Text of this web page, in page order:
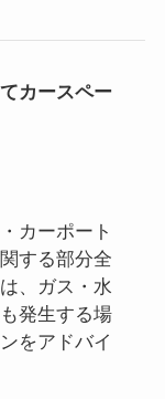
カースペー
カーポート
する部分全
、ガス・水
発生する場
をアドバイ